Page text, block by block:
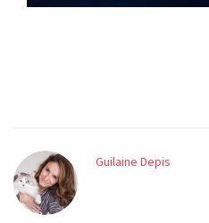
Guilaine Depis